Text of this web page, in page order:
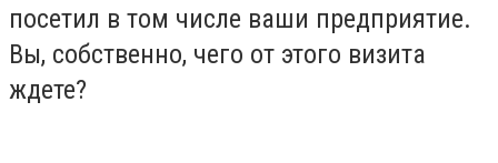
посетил в том числе ваши предприятие.
Вы, собственно, чего от этого визита
ждете?